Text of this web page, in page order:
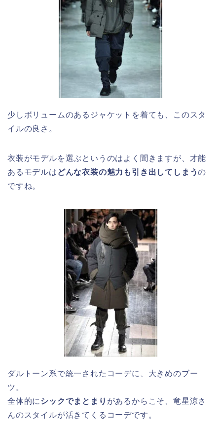
少しボリュームのあるジャケットを着ても、このスタ
イルの良さ。
衣装がモデルを選ぶというのはよく聞きますが、才能
あるモデルは どんな衣装の魅力も引き出してしまうの
ですね。
ダルトーン系で統一されたコーデに、大きめのブー
ツ。
全体的に シックでまとまり があるからこそ、竜星涼さ
んのスタイルが活きてくるコーデです。